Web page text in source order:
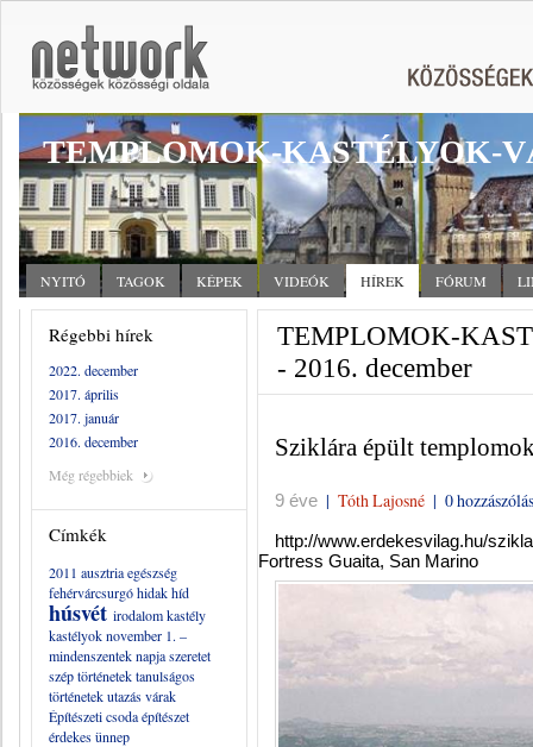
TEMPLOMOK-KASTÉLYOK-
NYITÓ TAGOK KÉPEK VIDEÓK HÍREK FÓRUM
Régebbi hírek
2022. december
2017. április
2017. január
2016. december
Még régebbiek
Címkék
2011 ausztriaegészség
fehérvárcsurgóhidakhíd
húsvét irodalomkastély
kastélyoknovember 1. –
mindenszentek napjaszeretet
szép történetektanulságos
történetekutazásvárak
Építészeti csodaépítészet
érdekesünnep
TEMPLOMOK-
- 2016. december
Sziklára épült
9 éve | Tóth Lajosné | 0 hozzászólás
http://www.erdekesvilag.hu/
Fortress Guaita, San Marino